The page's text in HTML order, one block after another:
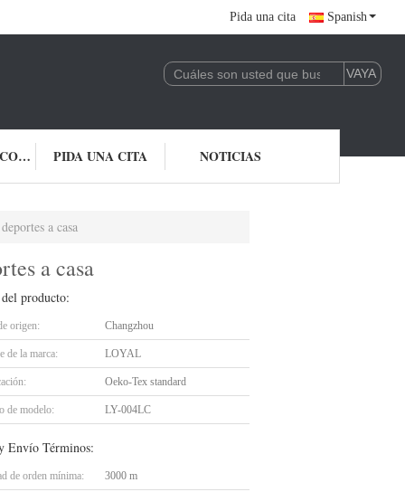
Pida una cita Spanish
ÉNTRENOS EN CONTACTO CON PIDA UNA CITA NOTICIAS
a casa
a casa
producto:
origen: Changzhou
de la marca: LOYAL
Oeko-Tex standard
de modelo: LY-004LC
Envío Términos:
de orden mínima: 3000 m